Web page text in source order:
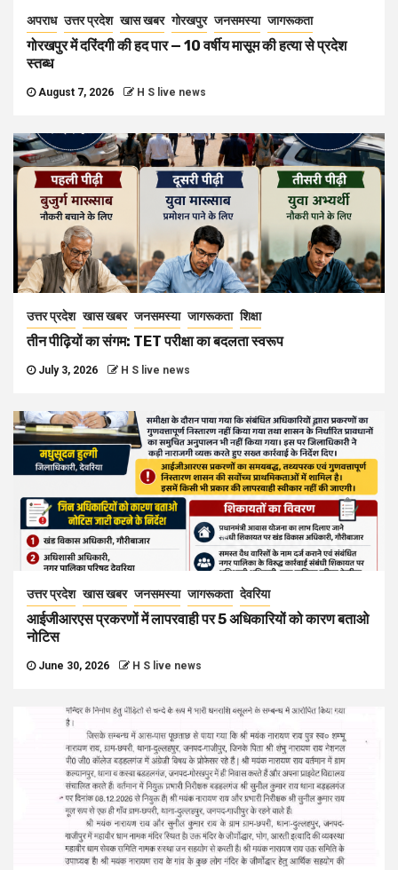
अपराध उत्तर प्रदेश खास खबर गोरखपुर जनसमस्या जागरूकता
गोरखपुर में दरिंदगी की हद पार — 10 वर्षीय मासूम की हत्या से प्रदेश
स्तब्ध
August 7, 2026 H S live news
उत्तर प्रदेश खास खबर जनसमस्या जागरूकता शिक्षा
तीन पीढ़ियों का संगम: TET परीक्षा का बदलता स्वरूप
July 3, 2026 H S live news
उत्तर प्रदेश खास खबर जनसमस्या जागरूकता देवरिया
आईजीआरएस प्रकरणों में लापरवाही पर 5 अधिकारियों को कारण बताओ
नोटिस
June 30, 2026 H S live news